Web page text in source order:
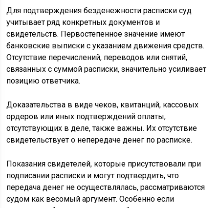
Для подтверждения безденежности расписки суд
учитывает ряд конкретных документов и
свидетельств. Первостепенное значение имеют
банковские выписки с указанием движения средств.
Отсутствие перечислений, переводов или снятий,
связанных с суммой расписки, значительно усиливает
позицию ответчика.
Доказательства в виде чеков, квитанций, кассовых
ордеров или иных подтверждений оплаты,
отсутствующих в деле, также важны. Их отсутствие
свидетельствует о непередаче денег по расписке.
Показания свидетелей, которые присутствовали при
подписании расписки и могут подтвердить, что
передача денег не осуществлялась, рассматриваются
судом как весомый аргумент. Особенно если